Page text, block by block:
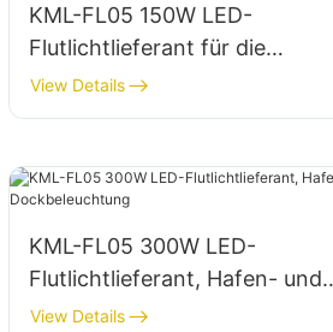
KML-FL05 150W LED-
Flutlichtlieferant für die
Beleuchtung von Parkplätzen
und Lagerflächen
View Details
KML-FL05 300W LED-
Flutlichtlieferant, Hafen- und
Dockbeleuchtung
View Details